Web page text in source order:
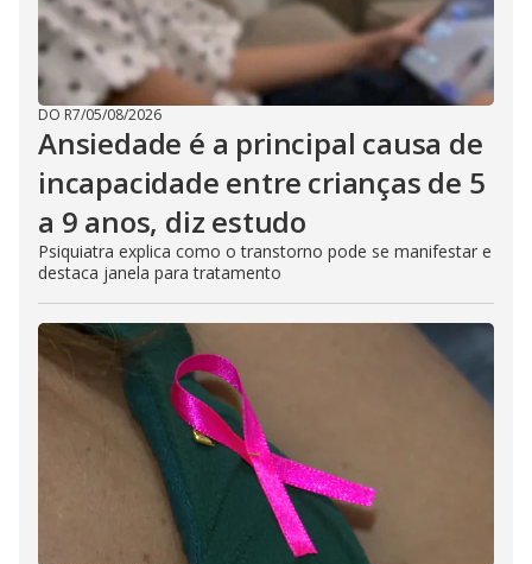
DO R7/05/08/2026
Ansiedade é a principal causa de
incapacidade entre crianças de 5
a 9 anos, diz estudo
Psiquiatra explica como o transtorno pode se manifestar e
destaca janela para tratamento